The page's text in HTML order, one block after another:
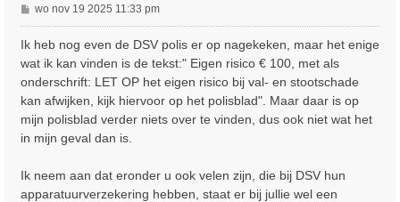
B
e
c
h
t
wo nov 19 2025 11:33 pm
Ik heb nog even de DSV polis er op nagekeken, maar het enige
wat ik kan vinden is de tekst:" Eigen risico € 100, met als
onderschrift: LET OP het eigen risico bij val- en stootschade
kan afwijken, kijk hiervoor op het polisblad". Maar daar is op
mijn polisblad verder niets over te vinden, dus ook niet wat het
in mijn geval dan is.
Ik neem aan dat eronder u ook velen zijn, die bij DSV hun
apparatuurverzekering hebben, staat er bij jullie wel een